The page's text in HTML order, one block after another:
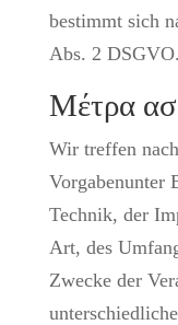
bestimmt sich
Abs. 2 DSGVO.
Μέτρα
Wir treffen
Vorgabenunter
Technik, der
Art, des
Zwecke der